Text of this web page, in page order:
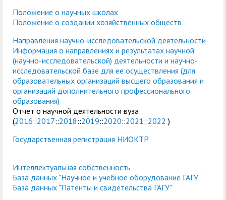
служением»
отпуска обучающимся
Положение о научных школах
Положение о создании хозяйственных обществ
Направления научно-исследовательской деятельности
Информация о направлениях и результатах научной
(научно-исследовательской) деятельности и научно-
исследовательской базе для ее осуществления (для
образовательных организаций высшего образования и
организаций дополнительного профессионального
образования)
Отчет о научной деятельности вуза
(2016::2017::2018::2019::2020::2021::2022 )
Государственная регистрация НИОКТР
Интеллектуальная собственность
База данных "Научное и учебное оборудование ГАГУ"
База данных "Патенты и свидетельства ГАГУ"